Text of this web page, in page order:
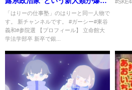
誕！今回の参院選が選挙や政治
の転換点になるかもしれない…
「はりーの仕事塾」のはりーと同一人物で
す。 新チャンネルです。 #ガーシー#東谷
義和#参院選 【プロフィール】 立命館大
学法学部卒 新卒で銀...